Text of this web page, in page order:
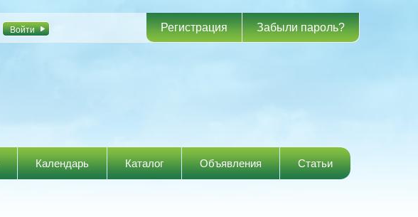
Регистрация Забыли пароль?
Календарь Каталог Объявления Статьи